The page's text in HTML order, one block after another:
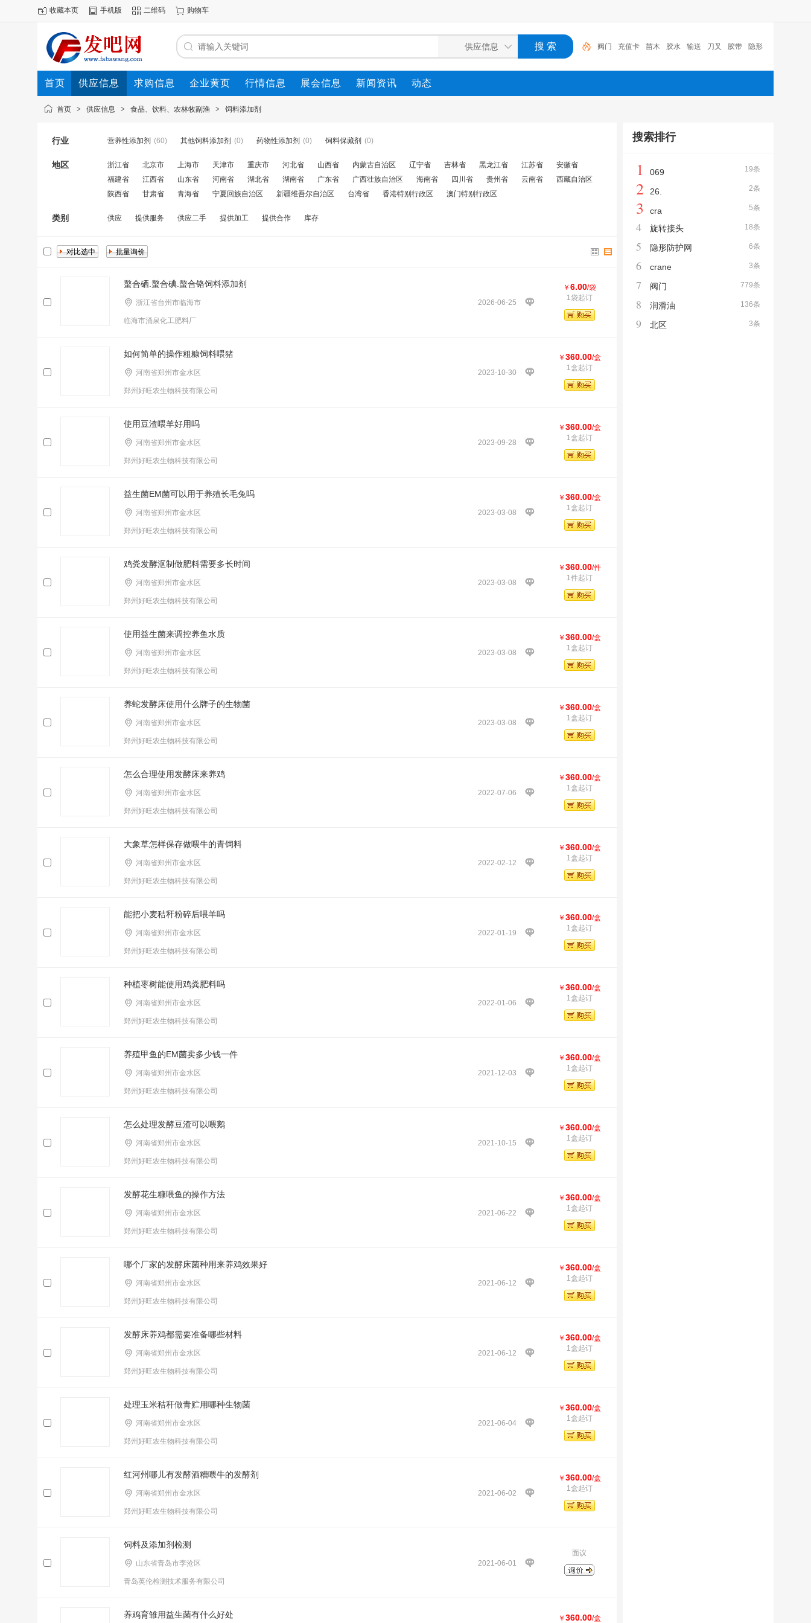
收藏本页 手机版 二维码 购物车
阀门 充值卡 苗木 胶水 输送 刀叉 胶带 隐形
防护网 润滑油 旋转接头
首页 供应信息 求购信息 企业黄页 行情信息 展会信息 新闻资讯 动态
首页 > 供应信息 > 食品、饮料、农林牧副渔 > 饲料添加剂
行业 营养性添加剂 (60) 其他饲料添加剂 (0) 药物性添加剂 (0) 饲料保藏剂 (0)
地区 浙江省 北京市 上海市 天津市 重庆市 河北省 山西省 内蒙古自治区 辽宁省 吉林省 黑龙江省 江苏省
安徽省
福建省
江西省 山东省 河南省 湖北省 湖南省 广东省 广西壮族自治区 海南省 四川省 贵州省 云南省
西藏自治区
陕西省
甘肃省 青海省 宁夏回族自治区 新疆维吾尔自治区 台湾省 香港特别行政区 澳门特别行政区
类别 供应 提供服务 供应二手 提供加工 提供合作 库存
螯合硒.螯合碘.螯合铬饲料添加剂
2026-06-25
浙江省台州市临海市
临海市涌泉化工肥料厂
￥ 6.00/袋
1袋起订
如何简单的操作粗糠饲料喂猪
2023-10-30
河南省郑州市金水区
郑州好旺农生物科技有限公司
￥ 360.00/盒
1盒起订
使用豆渣喂羊好用吗
2023-09-28
河南省郑州市金水区
郑州好旺农生物科技有限公司
￥ 360.00/盒
1盒起订
益生菌EM菌可以用于养殖长毛兔吗
2023-03-08
河南省郑州市金水区
郑州好旺农生物科技有限公司
￥ 360.00/盒
1盒起订
鸡粪发酵沤制做肥料需要多长时间
2023-03-08
河南省郑州市金水区
郑州好旺农生物科技有限公司
￥ 360.00/件
1件起订
使用益生菌来调控养鱼水质
2023-03-08
河南省郑州市金水区
郑州好旺农生物科技有限公司
￥ 360.00/盒
1盒起订
养蛇发酵床使用什么牌子的生物菌
2023-03-08
河南省郑州市金水区
郑州好旺农生物科技有限公司
￥ 360.00/盒
1盒起订
怎么合理使用发酵床来养鸡
2022-07-06
河南省郑州市金水区
郑州好旺农生物科技有限公司
￥ 360.00/盒
1盒起订
大象草怎样保存做喂牛的青饲料
2022-02-12
河南省郑州市金水区
郑州好旺农生物科技有限公司
￥ 360.00/盒
1盒起订
能把小麦秸秆粉碎后喂羊吗
2022-01-19
河南省郑州市金水区
郑州好旺农生物科技有限公司
￥ 360.00/盒
1盒起订
种植枣树能使用鸡粪肥料吗
2022-01-06
河南省郑州市金水区
郑州好旺农生物科技有限公司
￥ 360.00/盒
1盒起订
养殖甲鱼的EM菌卖多少钱一件
2021-12-03
河南省郑州市金水区
郑州好旺农生物科技有限公司
￥ 360.00/盒
1盒起订
怎么处理发酵豆渣可以喂鹅
2021-10-15
河南省郑州市金水区
郑州好旺农生物科技有限公司
￥ 360.00/盒
1盒起订
发酵花生糠喂鱼的操作方法
2021-06-22
河南省郑州市金水区
郑州好旺农生物科技有限公司
￥ 360.00/盒
1盒起订
哪个厂家的发酵床菌种用来养鸡效果好
2021-06-12
河南省郑州市金水区
郑州好旺农生物科技有限公司
￥ 360.00/盒
1盒起订
发酵床养鸡都需要准备哪些材料
2021-06-12
河南省郑州市金水区
郑州好旺农生物科技有限公司
￥ 360.00/盒
1盒起订
处理玉米秸秆做青贮用哪种生物菌
2021-06-04
河南省郑州市金水区
郑州好旺农生物科技有限公司
￥ 360.00/盒
1盒起订
红河州哪儿有发酵酒糟喂牛的发酵剂
2021-06-02
河南省郑州市金水区
郑州好旺农生物科技有限公司
￥ 360.00/盒
1盒起订
饲料及添加剂检测
2021-06-01
山东省青岛市李沧区
青岛英伦检测技术服务有限公司
面议
养鸡育雏用益生菌有什么好处 ￥ 360.00/盒
搜索排行
19条
1 069
2条
2 26.
5条
3 cra
18条
4 旋转接头
6条
5 隐形防护网
3条
6 crane
779条
7 阀门
136条
8 润滑油
3条
9 北区